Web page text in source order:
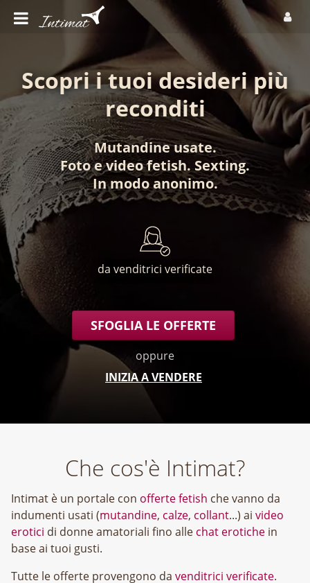
Scopri i tuoi desideri più
reconditi
Mutandine usate.
Fotoevideo fetish. Sexting.
In modo anonimo.
da venditrici verificate
SFOGLIA LE OFFERTE
oppure
INIZIA A VENDERE
Che cos'è Intimat?
Intimat è un portale con offerte fetish che vanno da
indumenti usati (mutandine, calze, collant...) ai video
erotici di donne amatoriali fino alle chat erotiche in
base ai tuoi gusti.
Tutte le offerte provengono da venditrici verificate.